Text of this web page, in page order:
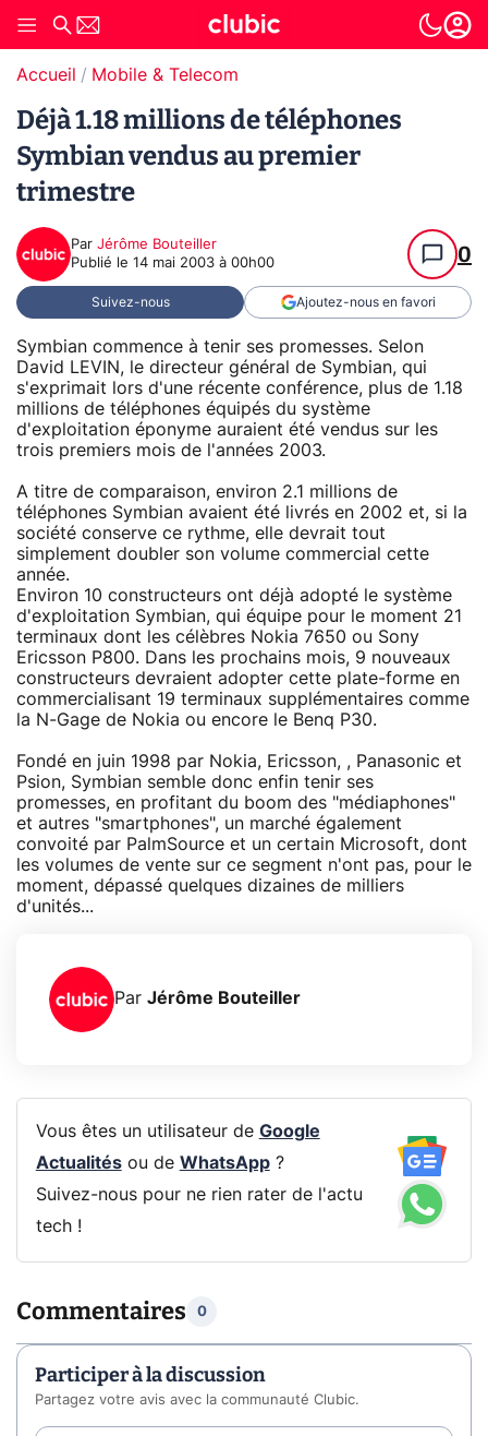
Accueil Mobile & Telecom
Déjà 1.18 millions de téléphones
Symbian vendus au premier
trimestre
Par Jérôme Bouteiller
Publié le 14 mai 2003 à 00h00 0
Suivez-nous Ajoutez-nous en favori
Symbian commence à tenir ses promesses. Selon
David LEVIN, le directeur général de Symbian, qui
s'exprimait lors d'une récente conférence, plus de 1.18
millions de téléphones équipés du système
d'exploitation éponyme auraient été vendus sur les
trois premiers mois de l'années 2003.
A titre de comparaison, environ 2.1 millions de
téléphones Symbian avaient été livrés en 2002 et, si la
société conserve ce rythme, elle devrait tout
simplement doubler son volume commercial cette
année.
Environ 10 constructeurs ont déjà adopté le système
d'exploitation Symbian, qui équipe pour le moment 21
terminaux dont les célèbres Nokia 7650 ou Sony
Ericsson P800. Dans les prochains mois, 9 nouveaux
constructeurs devraient adopter cette plate-forme en
commercialisant 19 terminaux supplémentaires comme
la N-Gage de Nokia ou encore le Benq P30.
Fondé en juin 1998 par Nokia, Ericsson, , Panasonic et
Psion, Symbian semble donc enfin tenir ses
promesses, en profitant du boom des "médiaphones"
et autres "smartphones", un marché également
convoité par PalmSource et un certain Microsoft, dont
les volumes de vente sur ce segment n'ont pas, pour le
moment, dépassé quelques dizaines de milliers
d'unités...
Par Jérôme Bouteiller
Vous êtes un utilisateur de Google
Actualitésou de WhatsApp?
Suivez-nous pour ne rien rater de l'actu
tech !
Commentaires 0
Participer à la discussion
Partagez votre avis avec la communauté Clubic.